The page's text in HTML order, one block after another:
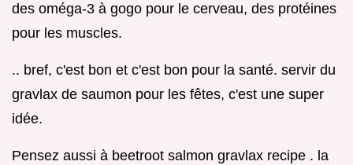
des oméga-3 à gogo pour le cerveau, des protéines
pour les muscles.
.. bref, c'est bon et c'est bon pour la santé. servir du
gravlax de saumon pour les fêtes, c'est une super
idée.
Pensez aussi à beetroot salmon gravlax recipe . la